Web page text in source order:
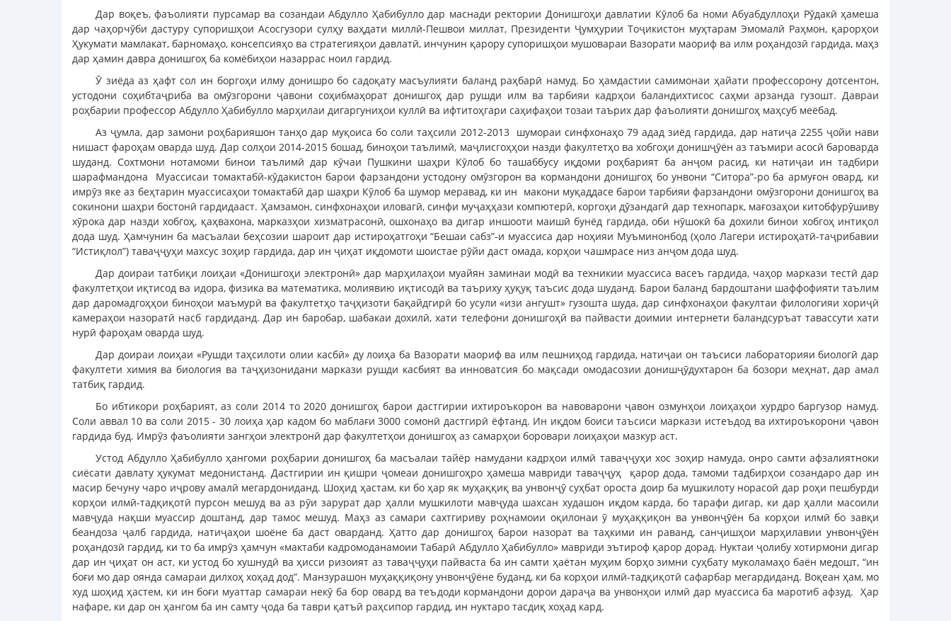
Дар воқеъ, фаъолияти пурсамар ва созандаи Абдулло Ҳабибулло дар маснади ректории Донишгоҳи давлатии Кӯлоб ба номи Абуабдуллоҳи Рӯдакӣ ҳамеша
дар чаҳорчӯби дастуру супоришҳои Асосгузори сулҳу ваҳдати миллӣ-Пешвои миллат, Президенти Ҷумҳурии Тоҷикистон муҳтарам Эмомалӣ Раҳмон, қарорҳои
Ҳукумати мамлакат, барномаҳо, консепсияҳо ва стратегияҳои давлатӣ, инчунин қарору супоришҳои мушовараи Вазорати маориф ва илм роҳандозӣ гардида, маҳз
дар ҳамин давра донишгоҳ ба комёбиҳои назаррас ноил гардид.
Ӯ зиёда аз ҳафт сол ин боргоҳи илму донишро бо садоқату масъулияти баланд раҳбарӣ намуд. Бо ҳамдастии самимонаи ҳайати профессорону дотсентон,
устодони соҳибтаҷриба ва омӯзгорони ҷавони соҳибмаҳорат донишгоҳ дар рушди илм ва тарбияи кадрҳои баландихтисос саҳми арзанда гузошт. Давраи
роҳбарии профессор Абдулло Ҳабибулло марҳилаи дигаргуниҳои куллӣ ва ифтитоҳгари саҳифаҳои тозаи таърих дар фаъолияти донишгоҳ маҳсуб меёбад.
Аз ҷумла, дар замони роҳбарияшон танҳо дар муқоиса бо соли таҳсили 2012-2013 шумораи синфхонаҳо 79 адад зиёд гардида, дар натиҷа 2255 ҷойи нави
нишаст фароҳам оварда шуд. Дар солҳои 2014-2015 бошад, биноҳои таълимӣ, маҷлисгоҳҳои назди факултетҳо ва хобгоҳи донишҷӯён аз таъмири асосӣ бароварда
шуданд. Сохтмони нотамоми бинои таълимӣ дар кӯчаи Пушкини шаҳри Кӯлоб бо ташаббусу иқдоми роҳбарият ба анҷом расид, ки натиҷаи ин тадбири
шарафмандона Муассисаи томактабӣ-кӯдакистон барои фарзандони устодону омӯзгорон ва кормандони донишгоҳ бо унвони “Ситора”-ро ба армуғон овард, ки
имрӯз яке аз беҳтарин муассисаҳои томактабӣ дар шаҳри Кӯлоб ба шумор меравад, ки ин макони муқаддасе барои тарбияи фарзандони омӯзгорони донишгоҳ ва
сокинони шаҳри бостонӣ гардидааст. Ҳамзамон, синфхонаҳои иловагӣ, синфи муҷаҳҳази компютерӣ, коргоҳи дӯзандагӣ дар технопарк, мағозаҳои китобфурӯшиву
хӯрока дар назди хобгоҳ, қаҳвахона, марказҳои хизматрасонӣ, ошхонаҳо ва дигар иншооти маишӣ бунёд гардида, оби нӯшокӣ ба дохили бинои хобгоҳ интиқол
дода шуд. Ҳамчунин ба масъалаи беҳсозии шароит дар истироҳатгоҳи “Бешаи сабз”-и муассиса дар ноҳияи Муъминонбод (ҳоло Лагери истироҳатӣ-таҷрибавии
“Истиқлол”) таваҷҷуҳи махсус зоҳир гардида, дар ин ҷиҳат иқдомоти шоистае рӯйи даст омада, корҳои чашмрасе низ анҷом дода шуд.
Дар доираи татбиқи лоиҳаи «Донишгоҳи электронӣ» дар марҳилаҳои муайян заминаи модӣ ва техникии муассиса васеъ гардида, чаҳор маркази тестӣ дар
факултетҳои иқтисод ва идора, физика ва математика, молиявию иқтисодӣ ва таъриху ҳуқуқ таъсис дода шуданд. Барои баланд бардоштани шаффофияти таълим
дар даромадгоҳҳои биноҳои маъмурӣ ва факултетҳо таҷҳизоти бақайдгирӣ бо усули «изи ангушт» гузошта шуда, дар синфхонаҳои факултаи филологияи хориҷӣ
камераҳои назоратӣ насб гардиданд. Дар ин баробар, шабакаи дохилӣ, хати телефони донишгоҳӣ ва пайвасти доимии интернети баландсуръат тавассути хати
нурӣ фароҳам оварда шуд.
Дар доираи лоиҳаи «Рушди таҳсилоти олии касбӣ» ду лоиҳа ба Вазорати маориф ва илм пешниҳод гардида, натиҷаи он таъсиси лабораторияи биологӣ дар
факултети химия ва биология ва таҷҳизонидани маркази рушди касбият ва инноватсия бо мақсади омодасозии донишҷӯдухтарон ба бозори меҳнат, дар амал
татбиқ гардид.
Бо ибтикори роҳбарият, аз соли 2014 то 2020 донишгоҳ барои дастгирии ихтироъкорон ва навоварони ҷавон озмунҳои лоиҳаҳои хурдро баргузор намуд.
Соли аввал 10 ва соли 2015 - 30 лоиҳа ҳар кадом бо маблағи 3000 сомонӣ дастгирӣ ёфтанд. Ин иқдом боиси таъсиси маркази истеъдод ва ихтироъкорони ҷавон
гардида буд. Имрӯз фаъолияти зангҳои электронӣ дар факултетҳои донишгоҳ аз самарҳои боровари лоиҳаҳои мазкур аст.
Устод Абдулло Ҳабибулло ҳангоми роҳбарии донишгоҳ ба масъалаи тайёр намудани кадрҳои илмӣ таваҷҷуҳи хос зоҳир намуда, онро самти афзалиятноки
сиёсати давлату ҳукумат медонистанд. Дастгирии ин қишри ҷомеаи донишгоҳро ҳамеша мавриди таваҷҷуҳ қарор дода, тамоми тадбирҳои созандаро дар ин
масир бечуну чаро иҷрову амалӣ мегардониданд. Шоҳид ҳастам, ки бо ҳар як муҳаққиқ ва унвонҷӯ суҳбат ороста доир ба мушкилоту норасоӣ дар роҳи пешбурди
корҳои илмӣ-тадқиқотӣ пурсон мешуд ва аз рӯи зарурат дар ҳалли мушкилоти мавҷуда шахсан худашон иқдом карда, бо тарафи дигар, ки дар ҳалли масоили
мавҷуда нақши муассир доштанд, дар тамос мешуд. Маҳз аз самари сахтгириву роҳнамоии оқилонаи ӯ муҳаққиқон ва унвонҷӯён ба корҳои илмӣ бо завқи
беандоза ҷалб гардида, натиҷаҳои шоёне ба даст оварданд. Ҳатто дар донишгоҳ барои назорат ва таҳкими ин раванд, санҷишҳои марҳилавии унвонҷӯён
роҳандозӣ гардид, ки то ба имрӯз ҳамчун «мактаби кадромоданамоии Табарӣ Абдулло Ҳабибулло» мавриди эътироф қарор дорад. Нуктаи ҷолибу хотирмони дигар
дар ин ҷиҳат он аст, ки устод бо хушнудӣ ва ҳисси ризоият аз таваҷҷуҳи пайваста ба ин самти ҳаётан муҳим борҳо зимни суҳбату муколамаҳо баён медошт, “ин
боғи мо дар оянда самараи дилхоҳ хоҳад дод”. Манзурашон муҳаққиқону унвонҷӯёне буданд, ки ба корҳои илмӣ-тадқиқотӣ сафарбар мегардиданд. Воқеан ҳам, мо
худ шоҳид ҳастем, ки ин боғи муаттар самараи некӯ ба бор овард ва теъдоди кормандони дорои дараҷа ва унвонҳои илмӣ дар муассиса ба маротиб афзуд. Ҳар
нафаре, ки дар он ҳангом ба ин самту ҷода ба таври қатъӣ раҳсипор гардид, ин нуктаро тасдиқ хоҳад кард.